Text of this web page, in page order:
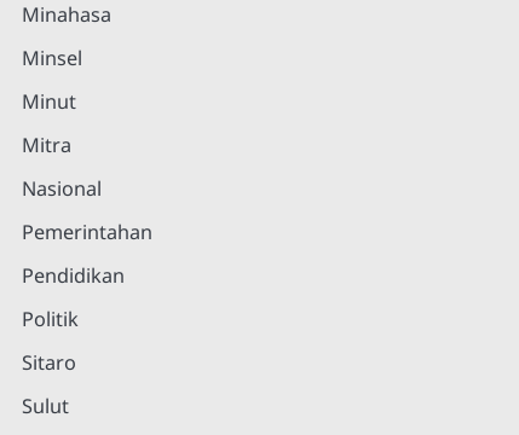
Minahasa
Minsel
Minut
Mitra
Nasional
Pemerintahan
Pendidikan
Politik
Sitaro
Sulut